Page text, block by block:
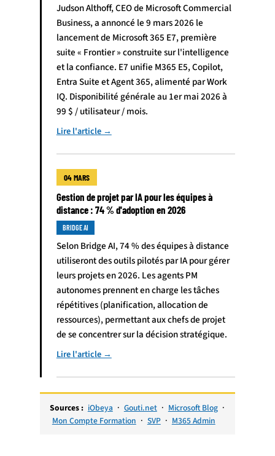
Judson Althoff, CEO de Microsoft Commercial
Business, a annoncé le 9 mars 2026 le
lancement de Microsoft 365 E7, première
suite « Frontier » construite sur l'intelligence
et la confiance. E7 unifie M365 E5, Copilot,
Entra Suite et Agent 365, alimenté par Work
IQ. Disponibilité générale au 1er mai 2026 à
99 $ / utilisateur / mois.
Lire l'article →
04 MARS
Gestion de projet par IA pour les équipes à
distance : 74 % d'adoption en 2026
BRIDGE AI
Selon Bridge AI, 74 % des équipes à distance
utiliseront des outils pilotés par IA pour gérer
leurs projets en 2026. Les agents PM
autonomes prennent en charge les tâches
répétitives (planification, allocation de
ressources), permettant aux chefs de projet
de se concentrer sur la décision stratégique.
Lire l'article →
Sources : iObeya · Gouti.net · Microsoft Blog ·
Mon Compte Formation · SVP · M365 Admin